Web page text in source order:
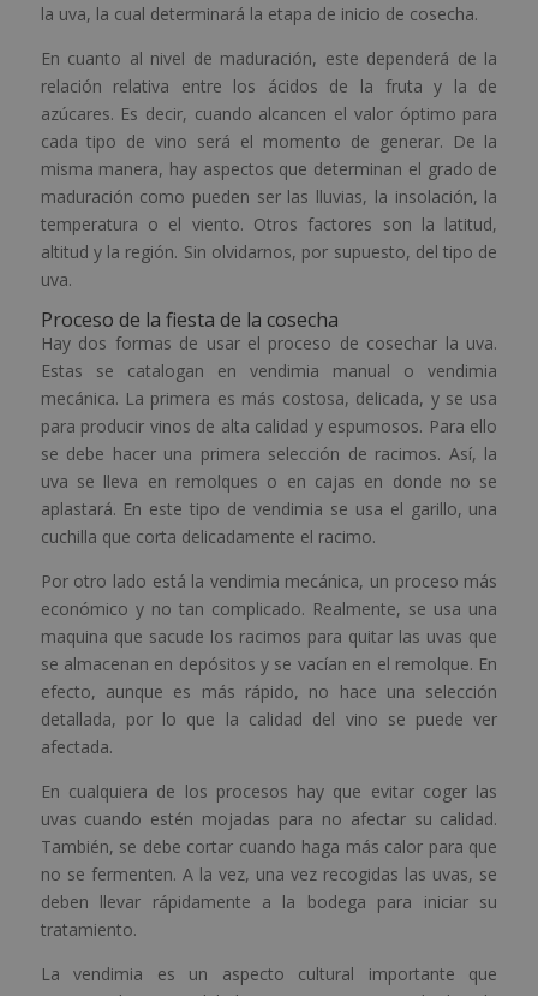
la uva, la cual determinará la etapa de inicio de cosecha.
En cuanto al nivel de maduración, este dependerá de la
relación relativa entre los ácidos de la fruta y la de
azúcares. Es decir, cuando alcancen el valor óptimo para
cada tipo de vino será el momento de generar. De la
misma manera, hay aspectos que determinan el grado de
maduración como pueden ser las lluvias, la insolación, la
temperatura o el viento. Otros factores son la latitud,
altitud y la región. Sin olvidarnos, por supuesto, del tipo de
uva.
Proceso de la fiesta de la cosecha
Hay dos formas de usar el proceso de cosechar la uva.
Estas se catalogan en vendimia manual o vendimia
mecánica. La primera es más costosa, delicada, y se usa
para producir vinos de alta calidad y espumosos. Para ello
se debe hacer una primera selección de racimos. Así, la
uva se lleva en remolques o en cajas en donde no se
aplastará. En este tipo de vendimia se usa el garillo, una
cuchilla que corta delicadamente el racimo.
Por otro lado está la vendimia mecánica, un proceso más
económico y no tan complicado. Realmente, se usa una
maquina que sacude los racimos para quitar las uvas que
se almacenan en depósitos y se vacían en el remolque. En
efecto, aunque es más rápido, no hace una selección
detallada, por lo que la calidad del vino se puede ver
afectada.
En cualquiera de los procesos hay que evitar coger las
uvas cuando estén mojadas para no afectar su calidad.
También, se debe cortar cuando haga más calor para que
no se fermenten. A la vez, una vez recogidas las uvas, se
deben llevar rápidamente a la bodega para iniciar su
tratamiento.
La vendimia es un aspecto cultural importante que